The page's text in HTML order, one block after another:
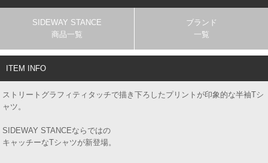
SIDEWAY STANCE
商品一覧
ブランド
一覧
ITEM INFO
ストリートグラフィティタッチで描き下ろしたプリントが印象的な半袖Tシ
ャツ。
SIDEWAY STANCEならではの
キャッチーなTシャツが新登場。